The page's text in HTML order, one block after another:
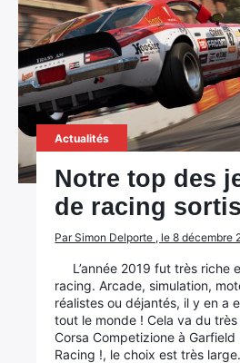
Actualités
Notre top des
de racing
Par Simon Delporte , le 8 décembre
L’année 2019 fut très riche
racing. Arcade, simulation,
réalistes ou déjantés, il y en a
tout le monde ! Cela va du
Corsa Competizione à Garfield
Racing !, le choix est très